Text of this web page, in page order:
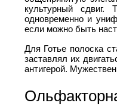
культурный
одновременно и
если можно быть
Для Готье полоска
заставлял их
антигерой.